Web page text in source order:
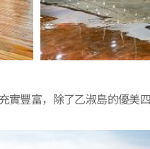
豐富，除了乙淑島的優美